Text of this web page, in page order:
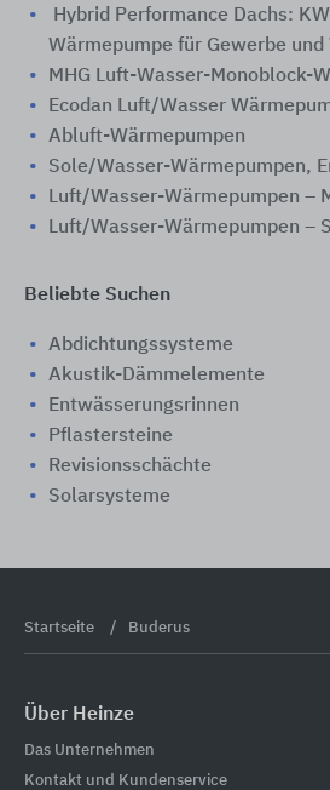
Hybrid Performance Dachs:
Wärmepumpe für Gewerbe und
MHG Luft-Wasser-Monoblock-
Ecodan Luft/Wasser
Abluft-Wärmepumpen
Sole/Wasser-Wärmepumpen,
Luft/Wasser-Wärmepumpen –
Luft/Wasser-Wärmepumpen –
Beliebte Suchen
Abdichtungssysteme
Akustik-Dämmelemente
Entwässerungsrinnen
Pflastersteine
Revisionsschächte
Solarsysteme
Startseite Buderus
Über Heinze
Das Unternehmen
Kontakt und Kundenservice